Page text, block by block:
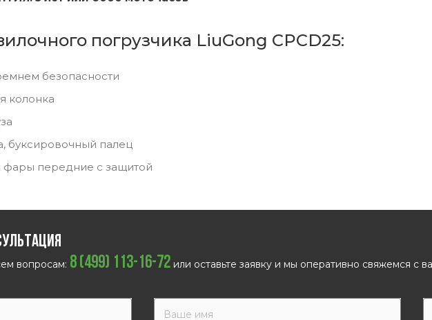
погрузчика LiuGong CPCD25:
безопасности
колонка
буксировочный палец
фары передние с защитой
вопросам: 8 (499) 113-16-72 или оставьте заявку и мы оперативно свяжемся с